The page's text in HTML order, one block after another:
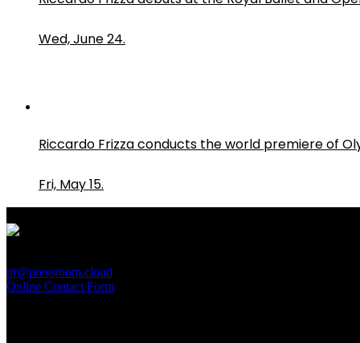
Wed, June 24.
Riccardo Frizza conducts the world premiere of
Fri, May 15.
pr@pressroom.cloud
Online Contact Form